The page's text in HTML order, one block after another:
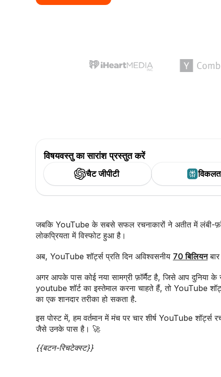
विषयवस्तु का सारांश प्रस्तुत करें
चैट जीपीटी
जबकि YouTube के सबसे सफल रचनाकारों ने अतीत में लंबी-
लोकप्रियता में विस्फोट हुआ है।
अब, YouTube शॉर्ट्स प्रति दिन अविश्वसनीय 70 बिलियन
अगर आपके पास कोई नया सामग्री फ़ॉर्मैट है, जिसे आप दुनिया
youtube शॉर्ट का इस्तेमाल करना चाहते हैं, तो YouTube
का एक शानदार तरीका हो सकता है.
इस पोस्ट में, हम वर्तमान में मंच पर चार शीर्ष YouTube
जैसे उनके पास है। 🚀
{{बटन-रिचटेक्स्ट}}